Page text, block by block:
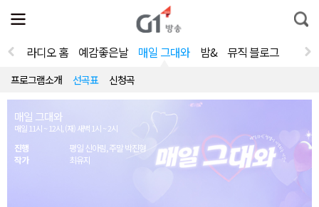
전
체
뉴
열
통
합
라디오 홈 예감좋은날 매일 그대와 밤& 뮤직 블로그
프로그램소개 선곡표 신청곡
매일 그대와
매일 11시 ~ 12시, (재) 새벽 1시 ~ 2시
진행
평일 신아림, 주말 박진형
작가
최유지